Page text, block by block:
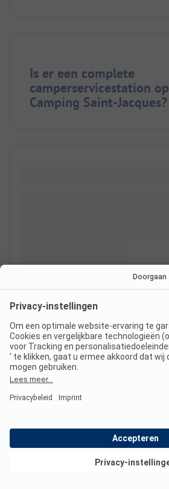
Is er een complete
camperservicestation op
Camping Saint-Jacques?
Bekijk deals